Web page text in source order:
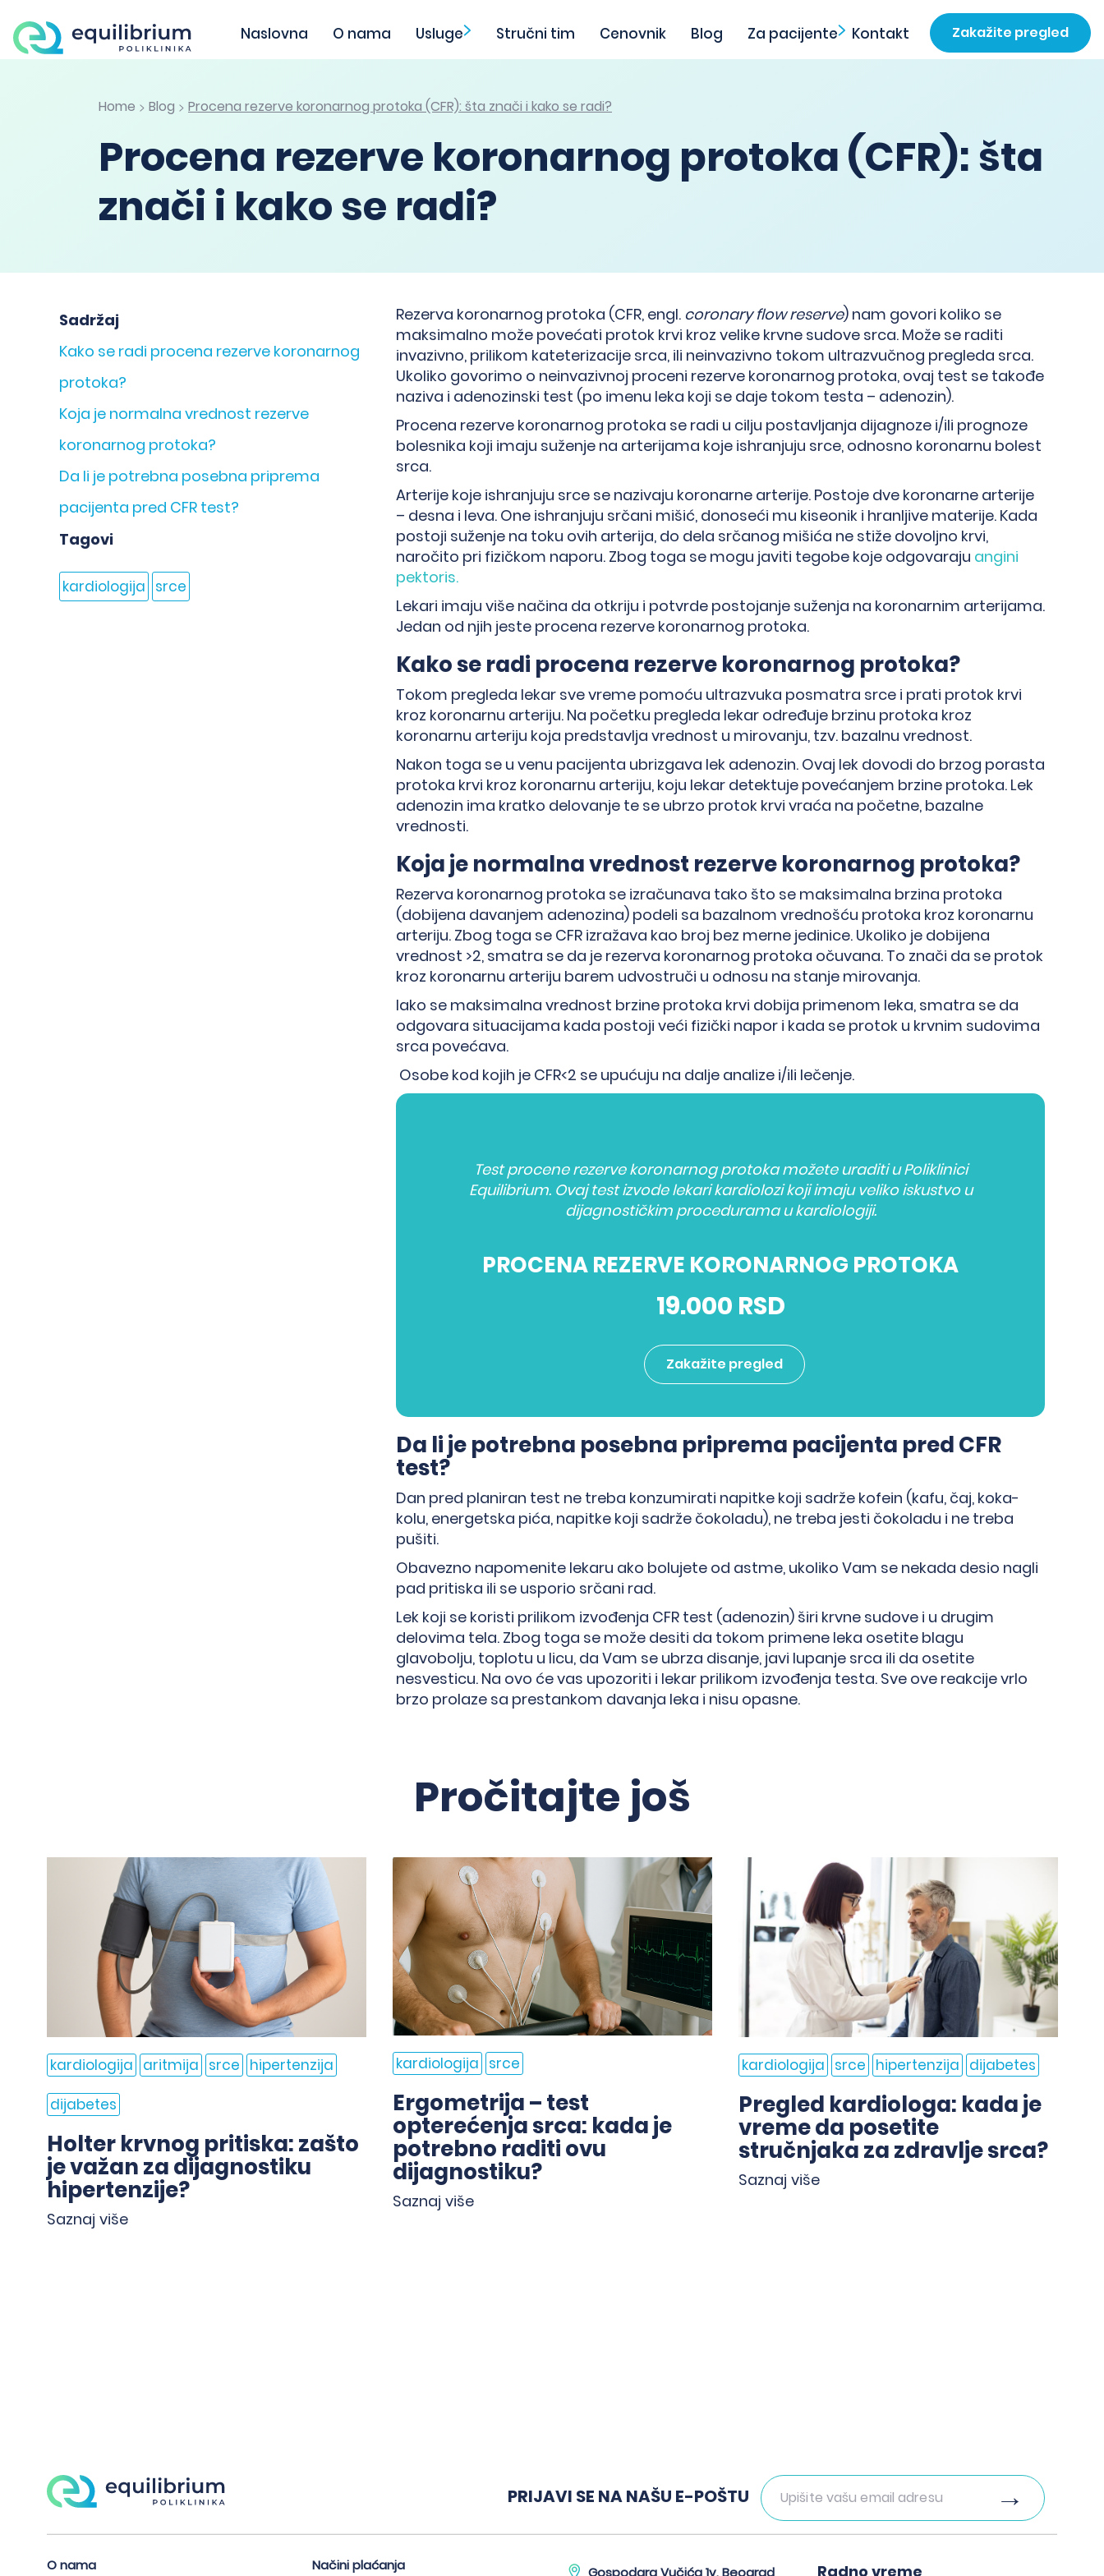
Naslovna O nama Usluge Stručni tim Cenovnik Blog Za pacijente Kontakt Zakažite pregled
Home > Blog > Procena rezerve koronarnog protoka (CFR): šta znači i kako se radi?
Procena rezerve koronarnog protoka (CFR): šta
znači i kako se radi?
Sadržaj
Kako se radi procena rezerve koronarnog
protoka?
Koja je normalna vrednost rezerve
koronarnog protoka?
Da li je potrebna posebna priprema
pacijenta pred CFR test?
Tagovi
kardiologija srce
Rezerva koronarnog protoka (CFR, engl. coronary flow reserve) nam govori koliko se
maksimalno može povećati protok krvi kroz velike krvne sudove srca. Može se raditi
invazivno, prilikom kateterizacije srca, ili neinvazivno tokom ultrazvučnog pregleda srca.
Ukoliko govorimo o neinvazivnoj proceni rezerve koronarnog protoka, ovaj test se takođe
naziva i adenozinski test (po imenu leka koji se daje tokom testa – adenozin).
Procena rezerve koronarnog protoka se radi u cilju postavljanja dijagnoze i/ili prognoze
bolesnika koji imaju suženje na arterijama koje ishranjuju srce, odnosno koronarnu bolest
srca.
Arterije koje ishranjuju srce se nazivaju koronarne arterije. Postoje dve koronarne arterije
– desna i leva. One ishranjuju srčani mišić, donoseći mu kiseonik i hranljive materije. Kada
postoji suženje na toku ovih arterija, do dela srčanog mišića ne stiže dovoljno krvi,
naročito pri fizičkom naporu. Zbog toga se mogu javiti tegobe koje odgovaraju angini
pektoris.
Lekari imaju više načina da otkriju i potvrde postojanje suženja na koronarnim arterijama.
Jedan od njih jeste procena rezerve koronarnog protoka.
Kako se radi procena rezerve koronarnog protoka?
Tokom pregleda lekar sve vreme pomoću ultrazvuka posmatra srce i prati protok krvi
kroz koronarnu arteriju. Na početku pregleda lekar određuje brzinu protoka kroz
koronarnu arteriju koja predstavlja vrednost u mirovanju, tzv. bazalnu vrednost.
Nakon toga se u venu pacijenta ubrizgava lek adenozin. Ovaj lek dovodi do brzog porasta
protoka krvi kroz koronarnu arteriju, koju lekar detektuje povećanjem brzine protoka. Lek
adenozin ima kratko delovanje te se ubrzo protok krvi vraća na početne, bazalne
vrednosti.
Koja je normalna vrednost rezerve koronarnog protoka?
Rezerva koronarnog protoka se izračunava tako što se maksimalna brzina protoka
(dobijena davanjem adenozina) podeli sa bazalnom vrednošću protoka kroz koronarnu
arteriju. Zbog toga se CFR izražava kao broj bez merne jedinice. Ukoliko je dobijena
vrednost >2, smatra se da je rezerva koronarnog protoka očuvana. To znači da se protok
kroz koronarnu arteriju barem udvostruči u odnosu na stanje mirovanja.
Iako se maksimalna vrednost brzine protoka krvi dobija primenom leka, smatra se da
odgovara situacijama kada postoji veći fizički napor i kada se protok u krvnim sudovima
srca povećava.
Osobe kod kojih je CFR<2 se upućuju na dalje analize i/ili lečenje.
Test procene rezerve koronarnog protoka možete uraditi u Poliklinici
Equilibrium. Ovaj test izvode lekari kardiolozi koji imaju veliko iskustvo u
dijagnostičkim procedurama u kardiologiji.
PROCENA REZERVE KORONARNOG PROTOKA
19.000 RSD
Zakažite pregled
Da li je potrebna posebna priprema pacijenta pred CFR
test?
Dan pred planiran test ne treba konzumirati napitke koji sadrže kofein (kafu, čaj, koka-
kolu, energetska pića, napitke koji sadrže čokoladu), ne treba jesti čokoladu i ne treba
pušiti.
Obavezno napomenite lekaru ako bolujete od astme, ukoliko Vam se nekada desio nagli
pad pritiska ili se usporio srčani rad.
Lek koji se koristi prilikom izvođenja CFR test (adenozin) širi krvne sudove i u drugim
delovima tela. Zbog toga se može desiti da tokom primene leka osetite blagu
glavobolju, toplotu u licu, da Vam se ubrza disanje, javi lupanje srca ili da osetite
nesvesticu. Na ovo će vas upozoriti i lekar prilikom izvođenja testa. Sve ove reakcije vrlo
brzo prolaze sa prestankom davanja leka i nisu opasne.
Pročitajte još
kardiologija aritmija srce hipertenzija
dijabetes
Holter krvnog pritiska: zašto
je važan za dijagnostiku
hipertenzije?
Saznaj više
kardiologija srce
Ergometrija – test
opterećenja srca: kada je
potrebno raditi ovu
dijagnostiku?
Saznaj više
kardiologija srce hipertenzija dijabetes
Pregled kardiologa: kada je
vreme da posetite
stručnjaka za zdravlje srca?
Saznaj više
PRIJAVI SE NA NAŠU E-POŠTU
→
O nama Načini plaćanja Gospodara Vučića 1v, Beograd Radno vreme